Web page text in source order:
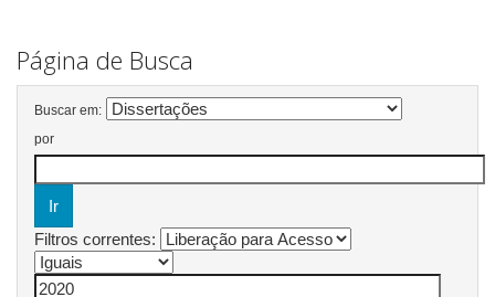
Página de Busca
Buscar em:
por
Filtros correntes: